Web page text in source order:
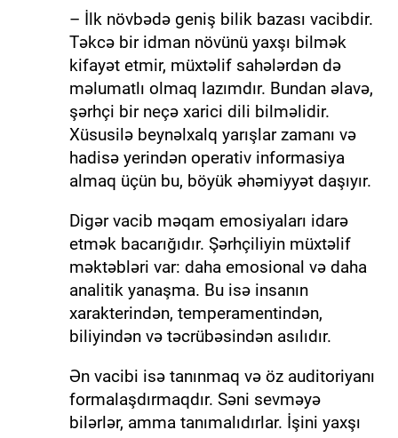
– İlk növbədə geniş bilik bazası vacibdir.
Təkcə bir idman növünü yaxşı bilmək
kifayət etmir, müxtəlif sahələrdən də
məlumatlı olmaq lazımdır. Bundan əlavə,
şərhçi bir neçə xarici dili bilməlidir.
Xüsusilə beynəlxalq yarışlar zamanı və
hadisə yerindən operativ informasiya
almaq üçün bu, böyük əhəmiyyət daşıyır.
Digər vacib məqam emosiyaları idarə
etmək bacarığıdır. Şərhçiliyin müxtəlif
məktəbləri var: daha emosional və daha
analitik yanaşma. Bu isə insanın
xarakterindən, temperamentindən,
biliyindən və təcrübəsindən asılıdır.
Ən vacibi isə tanınmaq və öz auditoriyanı
formalaşdırmaqdır. Səni sevməyə
bilərlər, amma tanımalıdırlar. İşini yaxşı